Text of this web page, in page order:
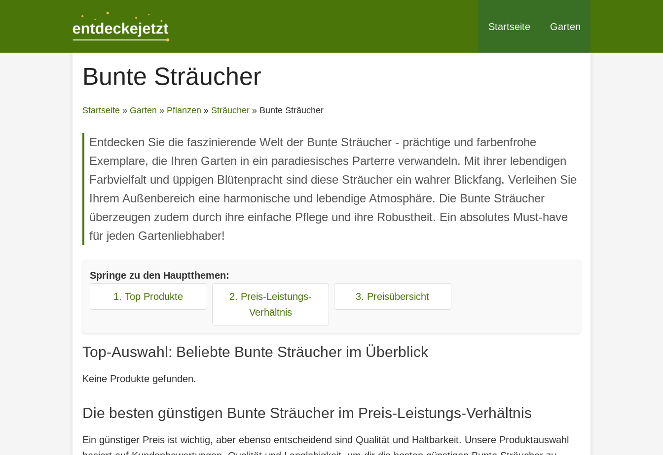
Startseite Garten
Bunte Sträucher
Startseite » Garten » Pflanzen » Sträucher » Bunte Sträucher
Entdecken Sie die faszinierende Welt der Bunte Sträucher - prächtige und farbenfrohe
Exemplare, die Ihren Garten in ein paradiesisches Parterre verwandeln. Mit ihrer lebendigen
Farbvielfalt und üppigen Blütenpracht sind diese Sträucher ein wahrer Blickfang. Verleihen Sie
Ihrem Außenbereich eine harmonische und lebendige Atmosphäre. Die Bunte Sträucher
überzeugen zudem durch ihre einfache Pflege und ihre Robustheit. Ein absolutes Must-have
für jeden Gartenliebhaber!
Springe zu den Hauptthemen:
1. Top Produkte
2. Preis-Leistungs-
Verhältnis
3. Preisübersicht
Top-Auswahl: Beliebte Bunte Sträucher im Überblick
Keine Produkte gefunden.
Die besten günstigen Bunte Sträucher im Preis-Leistungs-Verhältnis
Ein günstiger Preis ist wichtig, aber ebenso entscheidend sind Qualität und Haltbarkeit. Unsere Produktauswahl